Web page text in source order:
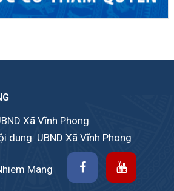
Xã Vĩnh Phong
dung: UBND Xã Vĩnh Phong